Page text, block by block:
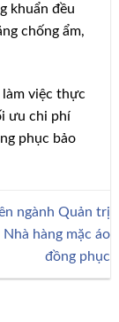
khuẩn đều
chống ẩm,
việc thực
ưu chi phí
phục bảo
ngành Quản trị
Nhà hàng mặc áo
đồng phục